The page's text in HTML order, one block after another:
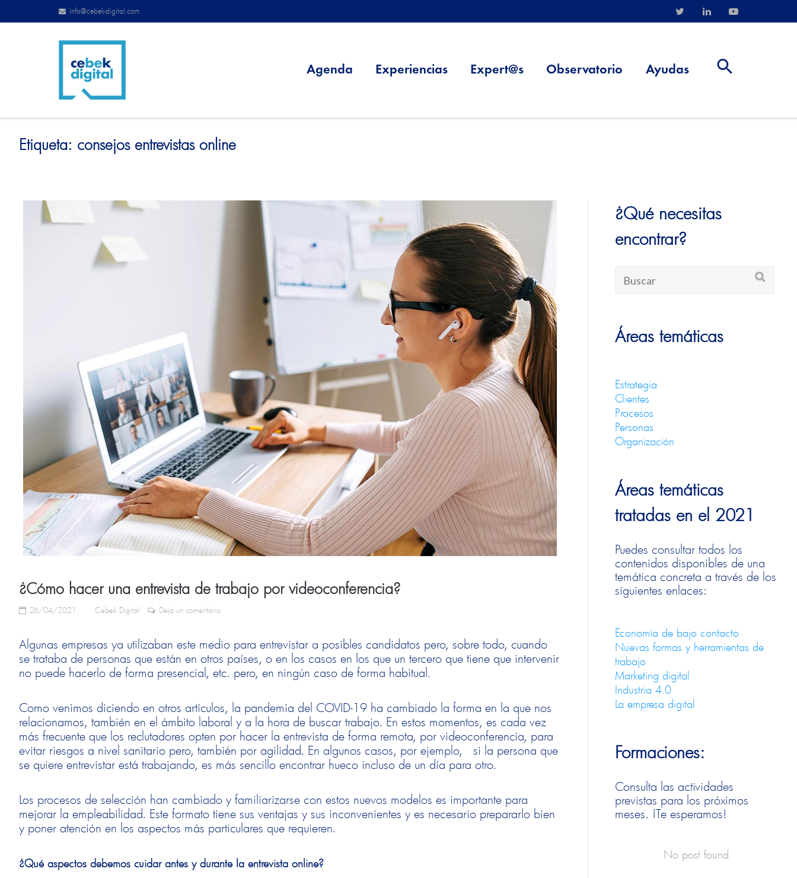
info@cebek-digital.com
Agenda Experiencias Expert@s Observatorio Ayudas
Etiqueta: consejos entrevistas online
¿Cómo hacer una entrevista de trabajo por videoconferencia?
26/04/2021 Cebek Digital Deja un comentario
Algunas empresas ya utilizaban este medio para entrevistar a posibles candidatos pero, sobre todo, cuando
se trataba de personas que están en otros países, o en los casos en los que un tercero que tiene que intervenir
no puede hacerlo de forma presencial, etc. pero, en ningún caso de forma habitual.
Como venimos diciendo en otros artículos, la pandemia del COVID-19 ha cambiado la forma en la que nos
relacionamos, también en el ámbito laboral y a la hora de buscar trabajo. En estos momentos, es cada vez
más frecuente que los reclutadores opten por hacer la entrevista de forma remota, por videoconferencia, para
evitar riesgos a nivel sanitario pero, también por agilidad. En algunos casos, por ejemplo, si la persona que
se quiere entrevistar está trabajando, es más sencillo encontrar hueco incluso de un día para otro.
Los procesos de selección han cambiado y familiarizarse con estos nuevos modelos es importante para
mejorar la empleabilidad. Este formato tiene sus ventajas y sus inconvenientes y es necesario prepararlo bien
y poner atención en los aspectos más particulares que requieren.
¿Qué aspectos debemos cuidar antes y durante la entrevista online?
¿Qué necesitas
encontrar?
Áreas temáticas
Estrategia
Clientes
Procesos
Personas
Organización
Áreas temáticas
tratadas en el 2021
Puedes consultar todos los
contenidos disponibles de una
temática concreta a través de los
siguientes enlaces:
Economía de bajo contacto
Nuevas formas y herramientas de
trabajo
Marketing digital
Industria 4.0
La empresa digital
Formaciones:
Consulta las actividades
previstas para los próximos
meses. ¡Te esperamos!
No post found